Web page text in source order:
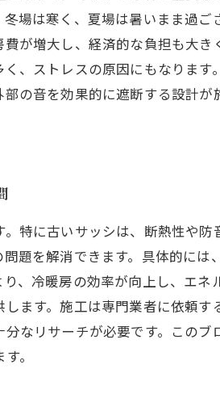
場は寒く、夏場は暑いまま過
が増大し、経済的な負担も大
、ストレスの原因にもなりま
の音を効果的に遮断する設計
特に古いサッシは、断熱性や
題を解消できます。具体的に
、冷暖房の効率が向上し、エ
ます。施工は専門業者に依頼
なリサーチが必要です。この
。